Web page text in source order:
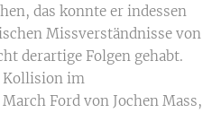
das konnte er indessen
Missverständnisse von
derartige Folgen gehabt.
Kollision im
Ford von Jochen Mass,